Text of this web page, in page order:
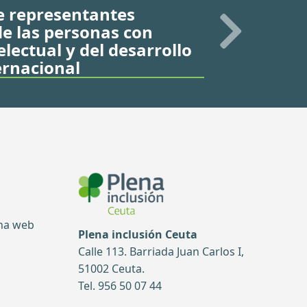
representantes
las personas con
y del desarrollo
web
Plena inclusión Ceuta
Calle 113. Barriada Juan Carlos I,
51002 Ceuta.
Tel. 956 50 07 44